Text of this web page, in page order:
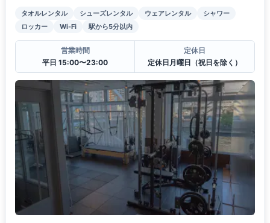
タオルレンタル シューズレンタル ウェアレンタル
シャワー
ロッカー
Wi-Fi 駅から5分以内
営業時間
平日 15:00〜23:00
定休日
定休日月曜日（祝日を除く）